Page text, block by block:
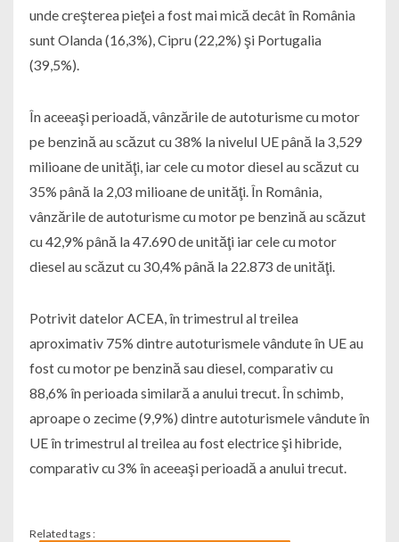
unde creşterea pieţei a fost mai mică decât în România
sunt Olanda (16,3%), Cipru (22,2%) şi Portugalia
(39,5%).
În aceeaşi perioadă, vânzările de autoturisme cu motor
pe benzină au scăzut cu 38% la nivelul UE până la 3,529
milioane de unităţi, iar cele cu motor diesel au scăzut cu
35% până la 2,03 milioane de unităţi. În România,
vânzările de autoturisme cu motor pe benzină au scăzut
cu 42,9% până la 47.690 de unităţi iar cele cu motor
diesel au scăzut cu 30,4% până la 22.873 de unităţi.
Potrivit datelor ACEA, în trimestrul al treilea
aproximativ 75% dintre autoturismele vândute în UE au
fost cu motor pe benzină sau diesel, comparativ cu
88,6% în perioada similară a anului trecut. În schimb,
aproape o zecime (9,9%) dintre autoturismele vândute în
UE în trimestrul al treilea au fost electrice şi hibride,
comparativ cu 3% în aceeaşi perioadă a anului trecut.
Related tags :